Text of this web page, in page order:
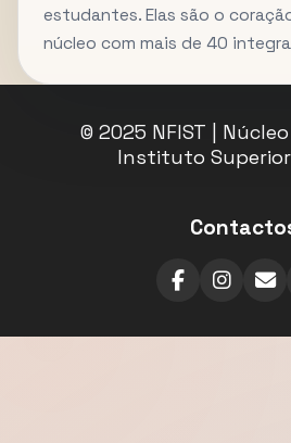
estudantes. Elas são o
núcleo com mais de 40
© 2025 NFIST |
Instituto Superior